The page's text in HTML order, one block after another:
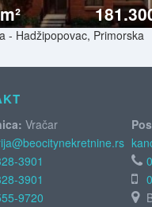
- Hadžipopovac, Primorska
Vračar
3901
3901
9720